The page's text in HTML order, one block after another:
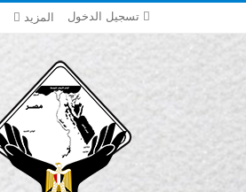
تسجيل الدخول المزيد